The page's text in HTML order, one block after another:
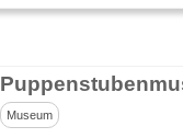
Museum